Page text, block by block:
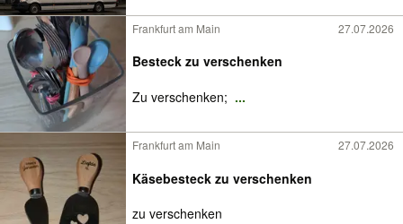
Frankfurt am Main 27.07.2026
Besteck zu verschenken
Zu verschenken; ...
Frankfurt am Main 27.07.2026
Käsebesteck zu verschenken
zu verschenken